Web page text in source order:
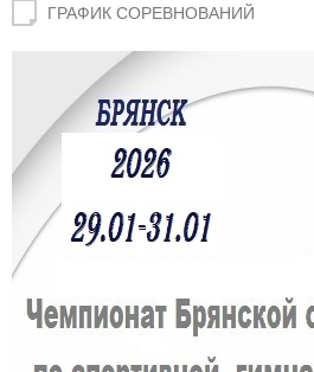
ГРАФИК СОРЕВНОВАНИЙ